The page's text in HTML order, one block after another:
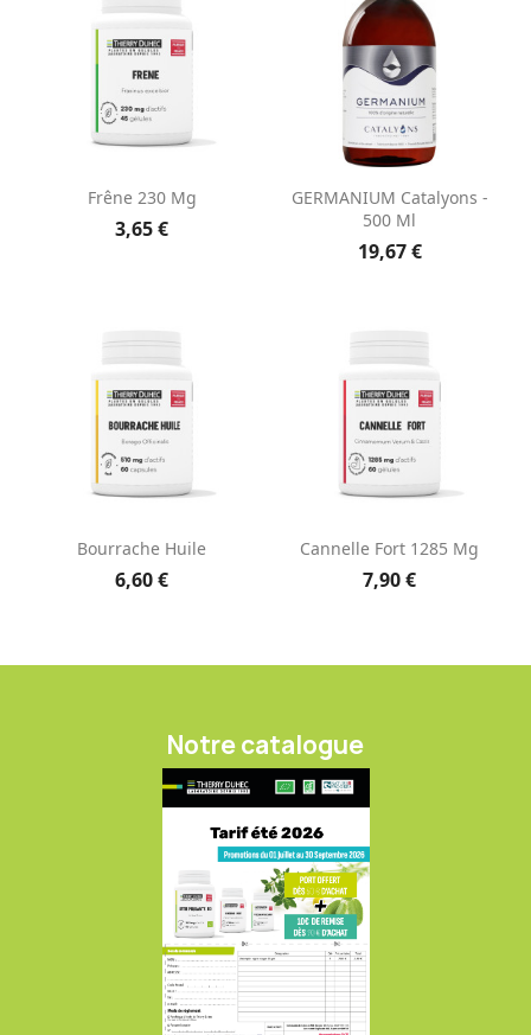
Frêne 230 Mg
3,65 €
GERMANIUM Catalyons -
500 Ml
19,67 €
Bourrache Huile
6,60 €
Cannelle Fort 1285 Mg
7,90 €
Notre catalogue